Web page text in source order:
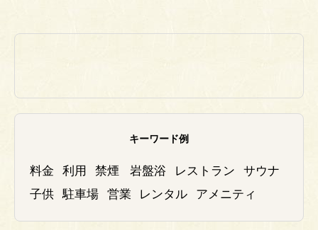
キーワード例
料金 利用 禁煙 岩盤浴 レストラン
サウナ
子供
駐車場 営業 レンタル アメニティ